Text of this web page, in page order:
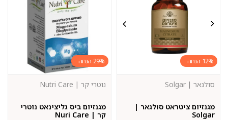
12%
מגנזיום ציטראט סולגאר |
Solgar
סולגאר | Solgar
29%
מגנזיום ביס גליצינאט נוטרי
קר | Nuri Care
נוטרי קר | Nutri Care